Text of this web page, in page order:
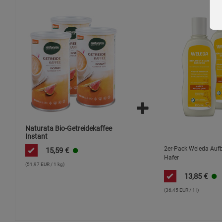
Naturata Bio-Getreidekaffee
Instant
15,59 €
(51,97 EUR / 1 kg)
2er-Pack Weleda
Hafer
13,85 €
(36,45 EUR / 1 l)